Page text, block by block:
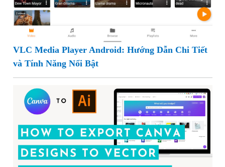
VLC Media Player Android: Hướng Dẫn Chi Tiết
và Tính Năng Nổi Bật